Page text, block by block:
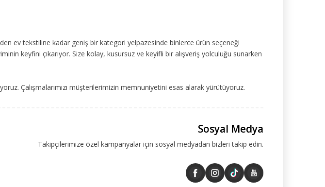
ev tekstiline kadar geniş bir kategori yelpazesinde binlerce ürün seçeneği
keyfini çıkarıyor. Size kolay, kusursuz ve keyifli bir alışveriş yolculuğu sunarken
Çalışmalarımızı müşterilerimizin memnuniyetini esas alarak yürütüyoruz.
Sosyal Medya
Takipçilerimize özel kampanyalar için sosyal medyadan bizleri takip edin.